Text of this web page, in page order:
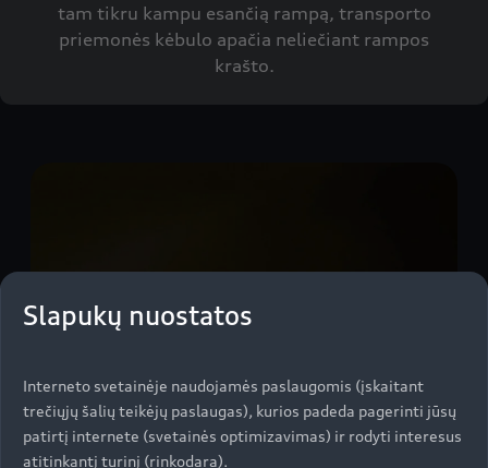
tam tikru kampu esančią rampą, transporto
priemonės kėbulo apačia neliečiant rampos
krašto.
Slapukų nuostatos
Interneto svetainėje naudojamės paslaugomis (įskaitant
trečiųjų šalių teikėjų paslaugas), kurios padeda pagerinti jūsų
patirtį internete (svetainės optimizavimas) ir rodyti interesus
atitinkantį turinį (rinkodara).